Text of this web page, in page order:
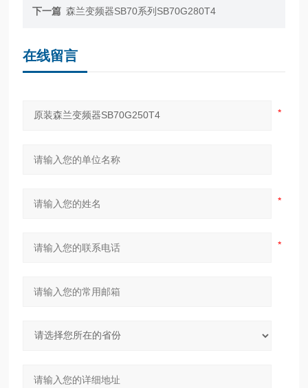
下一篇 森兰变频器SB70系列SB70G280T4
在线留言